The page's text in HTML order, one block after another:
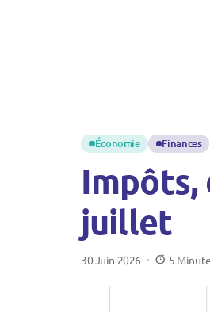
Économie Finances
Impôts,
juillet
30 Juin 2026 5